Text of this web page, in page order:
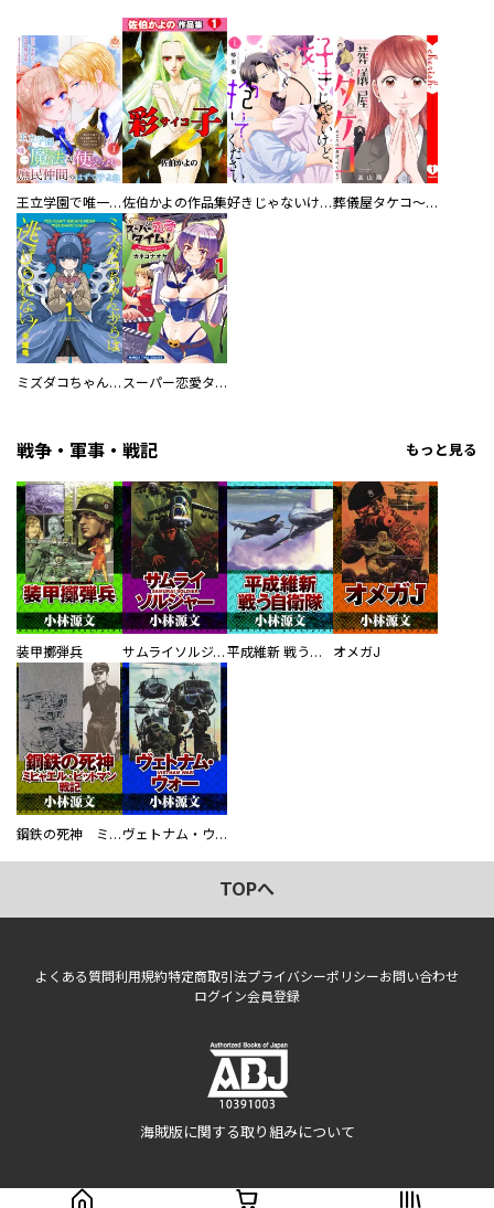
王立学園で唯一魔法が使えない庶民仲間のはずですよね～実は王子様で私を溺愛しているなんて告白はやめてください～佐伯かよの作品集 好きじゃないけど、抱いてください【電子単行本版／特典おまけ付き】 葬儀屋タケコ～あなたの最期、叶えます【電子単行本版】
ミズダコちゃんからは逃げられない！ スーパー恋愛タイム！～現場でドＳな彼女は自宅でデレる～
戦争・軍事・戦記 もっと見る
装甲擲弾兵 サムライソルジャー SAMURAI SOLDIER 平成維新 戦う自衛隊 オメガJ
鋼鉄の死神 ミヒャエル・ビットマン戦記 ヴェトナム・ウォー VIETNAM WAR
TOPへ
よくある質問利用規約特定商取引法プライバシーポリシーお問い合わせ
ログイン会員登録
海賊版に関する取り組みについて